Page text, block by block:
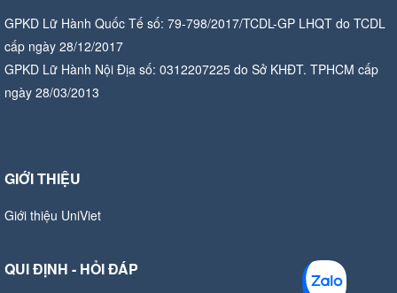
GPKD Lữ Hành Quốc Tế số: 79-798/2017/TCDL-GP LHQT do TCDL
cấp ngày 28/12/2017
GPKD Lữ Hành Nội Địa số: 0312207225 do Sở KHĐT. TPHCM cấp
ngày 28/03/2013
GIỚI THIỆU
Giới thiệu UniViet
QUI ĐỊNH - HỎI ĐÁP